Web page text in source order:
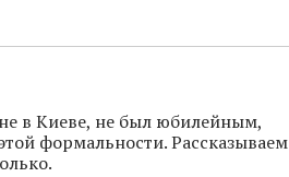
в Киеве, не был юбилейным,
формальности. Рассказываем